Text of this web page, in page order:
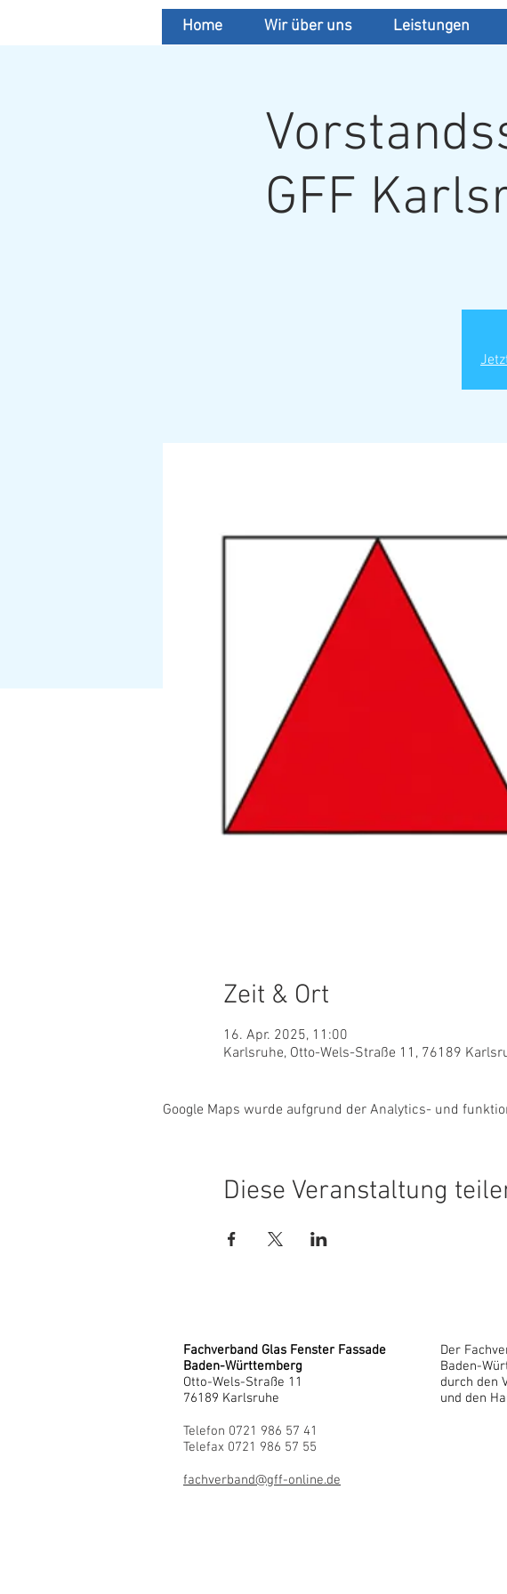
GFF
Zeit & Ort
16. Apr. 2025, 11:00
Karlsruhe, Otto-Wels-Straße 11, 76189
Google Maps wurde aufgrund der Analytics- und
Diese Veranstaltung
Home Wir über uns Leistungen
Fachverband Glas Fenster Fassade
Baden-Württemberg
Otto-Wels-Straße 11
76189 Karlsruhe
Telefon 0721 986 57 41
Telefax 0721 986 57 55
fachverband@gff-online.de
Der
Baden-
durch den
und den